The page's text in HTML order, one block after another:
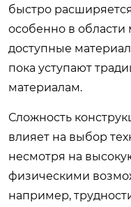
быстро
особенно в области
доступные
пока уступают
материалам.
Сложность
влияет на выбор
несмотря на
физическими
например,